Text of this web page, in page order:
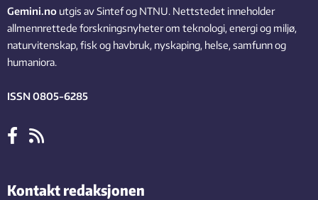
Gemini.no utgis av Sintef og NTNU. Nettstedet inneholder
allmennrettede forskningsnyheter om teknologi, energi og miljø,
naturvitenskap, fisk og havbruk, nyskaping, helse, samfunn og
humaniora.
ISSN 0805-6285
Kontakt redaksjonen